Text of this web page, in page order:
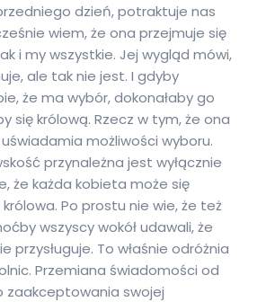
dzień, potraktuje nas
wiem, że ona przejmuje się
i my wszystkie. Jej wygląd mówi,
ale tak nie jest. I gdyby
że ma wybór, dokonałaby go
się królową. Rzecz w tym, że ona
możliwości wyboru.
przynależna jest wyłącznie
że każda kobieta może się
Po prostu nie wie, że też
wszyscy wokół udawali, że
przysługuje. To właśnie odróżnia
Przemiana świadomości od
zaakceptowania swojej